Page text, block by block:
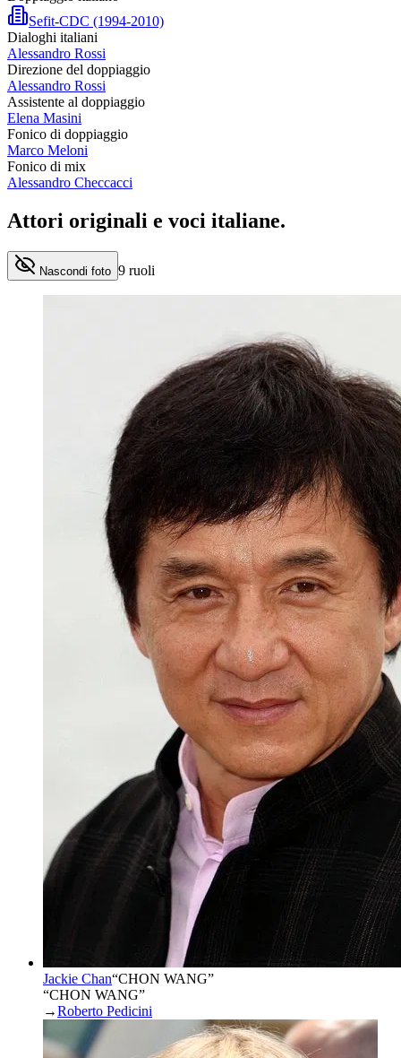
Sefit-CDC (1994-2010)
Dialoghi italiani
Alessandro Rossi
Direzione del doppiaggio
Alessandro Rossi
Assistente al doppiaggio
Elena Masini
Fonico di doppiaggio
Marco Meloni
Fonico di mix
Alessandro Checcacci
Attori originali e voci italiane.
Nascondi foto 9 ruoli
Jackie Chan“CHON WANG”
“CHON WANG”
→Roberto Pedicini